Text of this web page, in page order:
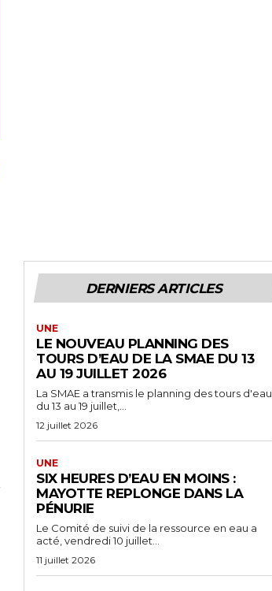
DERNIERS ARTICLES
UNE
LE NOUVEAU PLANNING DES
TOURS D’EAU DE LA SMAE DU 13
AU 19 JUILLET 2026
La SMAE a transmis le planning des tours d'eau
du 13 au 19 juillet,...
12 juillet 2026
UNE
SIX HEURES D’EAU EN MOINS :
MAYOTTE REPLONGE DANS LA
PÉNURIE
Le Comité de suivi de la ressource en eau a
acté, vendredi 10 juillet...
11 juillet 2026